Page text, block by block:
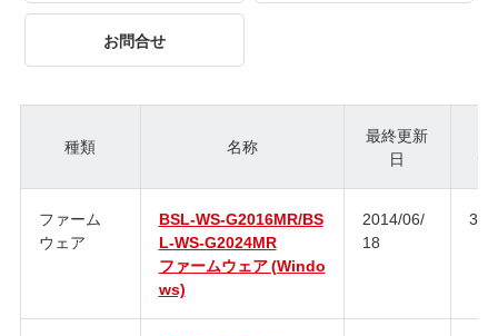
お問合せ
種類 名称
最終更新
日
ジ
ファーム
ウェア
BSL-WS-G2016MR/BS
L-WS-G2024MR
ファームウェア (Windo
ws)
2014/06/
18